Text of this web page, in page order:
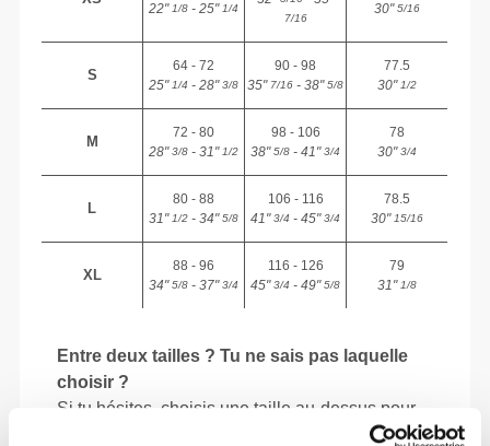
22"1/8 - 25"1/4
7/16
30"5/16
S
64 - 72
25"1/4 - 28"3/8
90 - 98
35"7/16 - 38"5/8
77.5
30"1/2
M
72 - 80
28"3/8 - 31"1/2
98 - 106
38"5/8 - 41"3/4
78
30"3/4
L
80 - 88
31"1/2 - 34"5/8
106 - 116
41"3/4 - 45"3/4
78.5
30"15/16
XL
88 - 96
34"5/8 - 37"3/4
116 - 126
45"3/4 - 49"5/8
79
31"1/8
Entre deux tailles ? Tu ne sais pas laquelle
choisir ?
Si tu hésites, choisis une taille au-dessus pour
une coupe plus ample ou une taille en dessous